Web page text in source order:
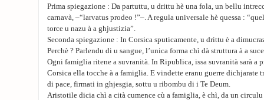
Prima spiegazione : Da partuttu, u drittu hè una fola, un bellu
carnavà, –“larvatus prodeo !”–. A regula universale hè quessa :
torce u nazu à a ghjustizia”.
Seconda spiegazione : In Corsica sputicamente, u drittu è a
Perchè ? Parlendu di u sangue, l’unica forma chì dà struttura à a
Ogni famiglia ritene a suvranità. In Ripublica, issa suvranità sarà a
Corsica ella tocche à a famiglia. E vindette eranu guerre dichjarate
di pace, firmati in ghjesgia, sottu u ribombu di i Te Deum.
Aristotile dicia chì a cità cumence cù a famiglia, è chì, da un circulu